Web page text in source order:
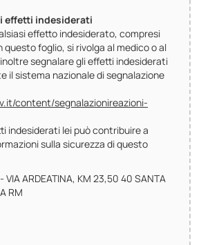
effetti indesiderati
effetto indesiderato, compresi
questo foglio, si rivolga al medico o al
segnalare gli effetti indesiderati
il sistema nazionale di segnalazione
content/segnalazionireazioni-
indesiderati lei può contribuire a
sulla sicurezza di questo
VIA ARDEATINA, KM 23,50 40 SANTA
RM